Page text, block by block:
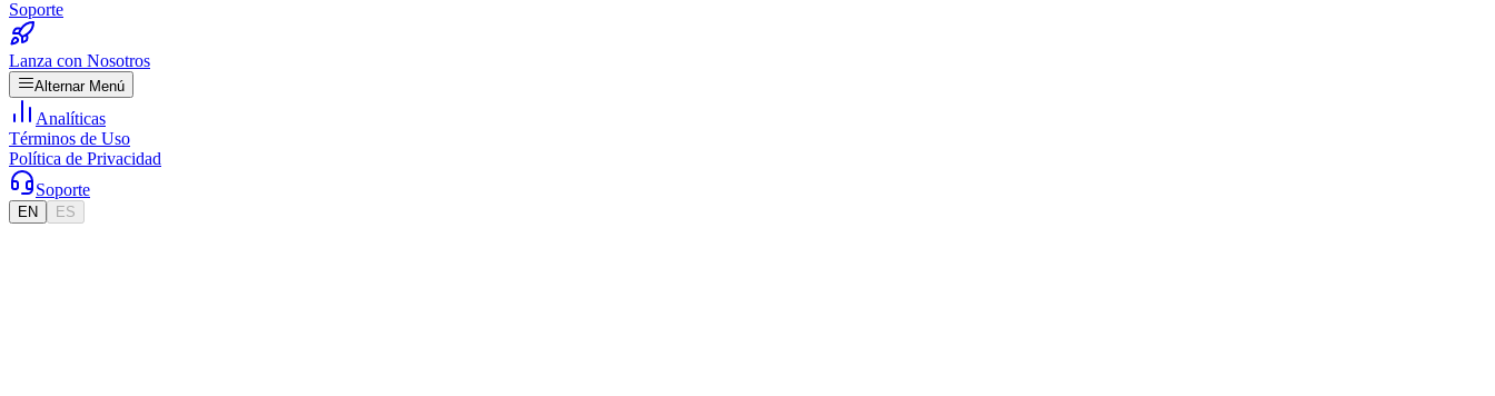
Soporte
Lanza con Nosotros
Alternar Menú
Analíticas
Términos de Uso
Política de Privacidad
Soporte
EN ES